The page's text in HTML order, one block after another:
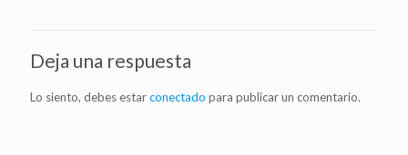
Deja una respuesta
Lo siento, debes estarconectado para publicar un comentario.